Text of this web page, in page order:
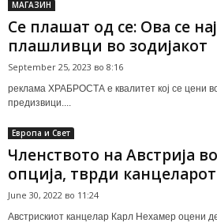
МАГАЗИН
Се плашат од се: Ова се
плашливци во зодијакот
September 25, 2023 во 8:16
реклама ХРАБРОСТА е квалитет кој се цени
предизвици....
Европа и Свет
Членството на Австрија
опција, тврди
June 30, 2022 во 11:24
Австрискиот канцелар Карл Нехамер оцени